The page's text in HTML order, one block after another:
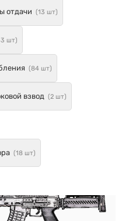
отдачи (13 шт)
шт)
(84 шт)
взвод (2 шт)
(18 шт)